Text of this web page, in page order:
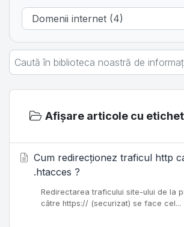
Afișare articole cu
Cum redirecționez traficul http
.htacces ?
Redirectarea traficului site-ului de la
către https:// (securizat) se face cel...